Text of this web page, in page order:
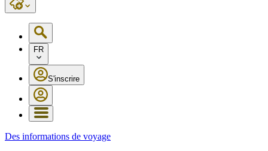
FR
S'inscrire
Des informations de voyage